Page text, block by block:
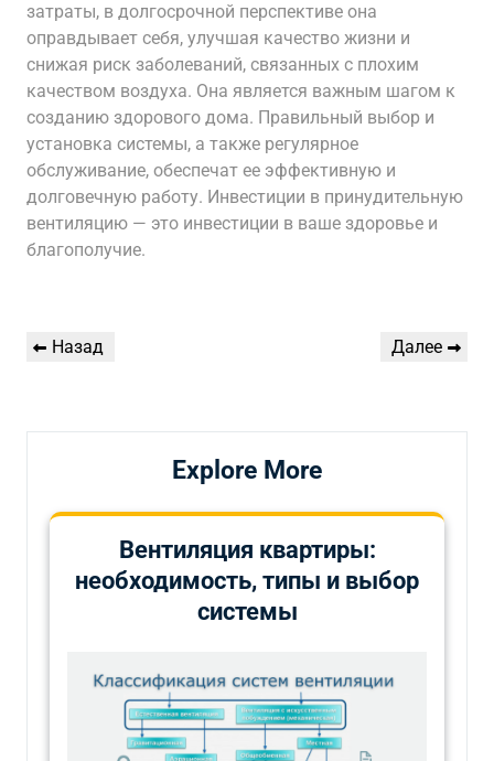
затраты, в долгосрочной перспективе она
оправдывает себя, улучшая качество жизни и
снижая риск заболеваний, связанных с плохим
качеством воздуха. Она является важным шагом к
созданию здорового дома. Правильный выбор и
установка системы, а также регулярное
обслуживание, обеспечат ее эффективную и
долговечную работу. Инвестиции в принудительную
вентиляцию — это инвестиции в ваше здоровье и
благополучие.
Навигация
Предыдущая
Назад
Следующая
Далее
Explore More
Вентиляция квартиры:
необходимость, типы и выбор
системы